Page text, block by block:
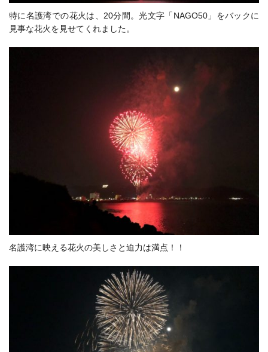
特に名護湾での花火は、20分間。光文字「NAGO50」をバックに
見事な花火を見せてくれました。
名護湾に映える花火の美しさと迫力は満点！！